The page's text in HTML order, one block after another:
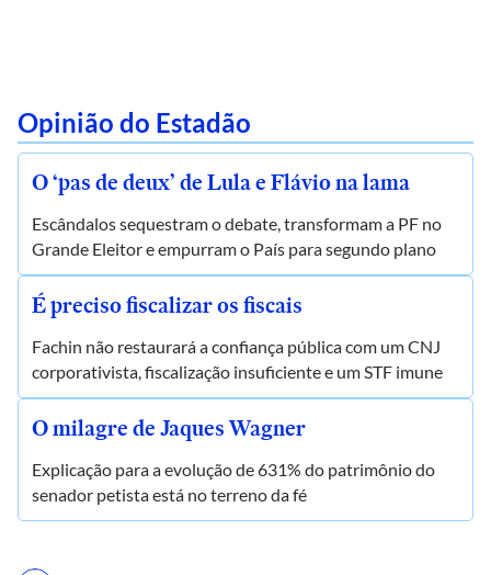
Opinião do Estadão
O ‘pas de deux’ de Lula e Flávio na lama
Escândalos sequestram o debate, transformam a PF no
Grande Eleitor e empurram o País para segundo plano
É preciso fiscalizar os fiscais
Fachin não restaurará a confiança pública com um CNJ
corporativista, fiscalização insuficiente e um STF imune
O milagre de Jaques Wagner
Explicação para a evolução de 631% do patrimônio do
senador petista está no terreno da fé